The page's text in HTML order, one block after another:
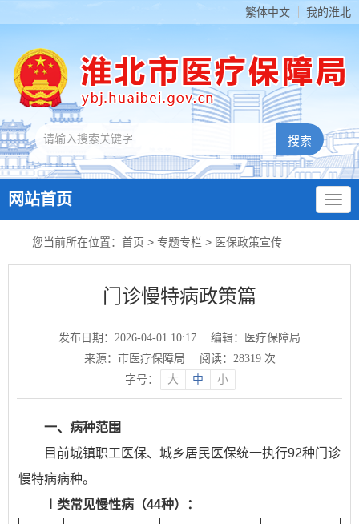
繁体中文 我的淮北
网站首页
您当前所在位置： 首页 > 专题专栏 > 医保政策宣传
门诊慢特病政策篇
发布日期：2026-04-01 10:17
编辑：医疗保障局
来源：市医疗保障局
阅读： 28319次
字号：
大 中 小
一、病种范围
目前城镇职工医保、城乡居民医保统一执行92种门诊
慢特病病种。
Ⅰ类常见慢性病（44种）：